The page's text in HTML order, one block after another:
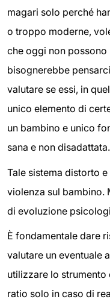
magari solo perché
o troppo moderne,
che oggi non
bisognerebbe
valutare se essi, in
unico elemento di
un bambino e unico
sana e non disadattata.
Tale sistema distorto
violenza sul bambino.
di evoluzione
È fondamentale dare
valutare un eventuale
utilizzare lo
ratio solo in caso di